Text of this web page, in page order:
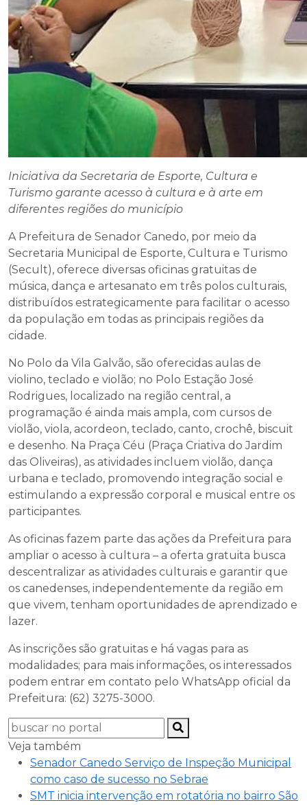
Iniciativa da Secretaria de Esporte, Cultura e
Turismo garante acesso à cultura e à arte em
diferentes regiões do município
A Prefeitura de Senador Canedo, por meio da
Secretaria Municipal de Esporte, Cultura e Turismo
(Secult), oferece diversas oficinas gratuitas de
música, dança e artesanato em três polos culturais,
distribuídos estrategicamente para facilitar o acesso
da população em todas as principais regiões da
cidade.
No Polo da Vila Galvão, são oferecidas aulas de
violino, teclado e violão; no Polo Estação José
Rodrigues, localizado na região central, a
programação é ainda mais ampla, com cursos de
violão, viola, acordeon, teclado, canto, crochê, biscuit
e desenho. Na Praça Céu (Praça Criativa do Jardim
das Oliveiras), as atividades incluem violão, dança
urbana e teclado, promovendo integração social e
estimulando a expressão corporal e musical entre os
participantes.
As oficinas fazem parte das ações da Prefeitura para
ampliar o acesso à cultura – a oferta gratuita busca
descentralizar as atividades culturais e garantir que
os canedenses, independentemente da região em
que vivem, tenham oportunidades de aprendizado e
lazer.
As inscrições são gratuitas e há vagas para as
modalidades; para mais informações, os interessados
podem entrar em contato pelo WhatsApp oficial da
Prefeitura: (62) 3275-3000.
Veja também
Senador Canedo Serviço de Inspeção Municipal
como caso de sucesso no Sebrae
SMT inicia intervenção em rotatória no bairro São